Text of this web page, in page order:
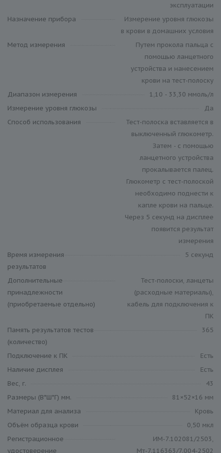
эксплуатации
Назначение прибора
Измерение уровня глюкозы
в крови в домашних условия
Метод измерения
Путем прокола пальца с
помощью ланцетного
устройства и нанесением
крови на тест-полоску
Диапазон измерения
1,10 - 33,30 ммоль/л
Измерение уровня глюкозы
Да
Способ использования
Тест-полоска вставляется в
выключенный глюкометр.
Затем - с помощью
ланцетного устройства
прокалывается палец.
Глюкометр с тест-полоской
необходимо поднести к
капле крови на пальце.
Через 5 секунд на дисплее
появится результат
измерения
Время измерения
результатов
5 секунд
Дополнительные
принадлежности
(приобретаемые отдельно)
Тест-полоски, ланцеты
(расходные материалы),
кабель для подключения к
ПК
Память результатов тестов
(количество)
365
Подключение к ПК
Есть
Наличие дисплея
Есть
Вес, г.
43
Размеры (В*Ш*Г) мм.
81×52×16 мм
Материал для анализа
Кровь
Объём образца крови
0,50 мкл
Регистрационное
удостоверение
ИМ-7.102081/2503,
Мт-7.116363/7.004-2502